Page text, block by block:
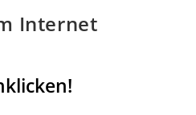
Internet